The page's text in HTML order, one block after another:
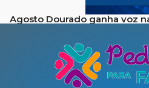
Agosto Dourado ganha voz